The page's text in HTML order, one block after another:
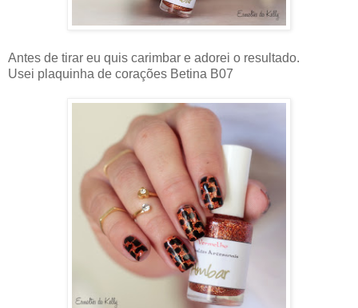
Antes de tirar eu quis carimbar e adorei o resultado.
Usei plaquinha de corações Betina B07